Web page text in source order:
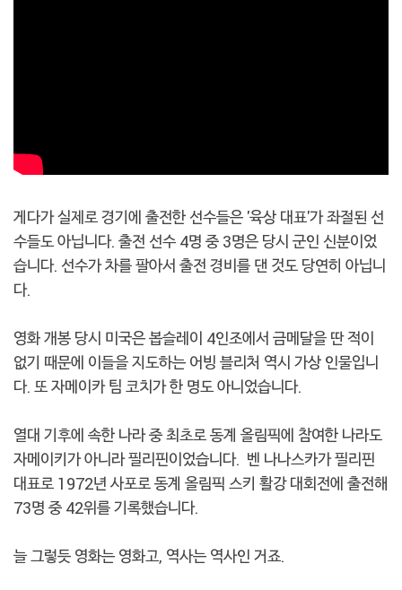
게다가 실제로 경기에 출전한 선수들은 '육상 대표'가 좌절된 선
수들도 아닙니다. 출전 선수 4명 중 3명은 당시 군인 신분이었
습니다. 선수가 차를 팔아서 출전 경비를 댄 것도 당연히 아닙니
다.
영화 개봉 당시 미국은 봅슬레이 4인조에서 금메달을 딴 적이
없기 때문에 이들을 지도하는 어빙 블리처 역시 가상 인물입니
다. 또 자메이카 팀 코치가 한 명도 아니었습니다.
열대 기후에 속한 나라 중 최초로 동계 올림픽에 참여한 나라도
자메이키가 아니라 필리핀이었습니다. 벤 나나스카가 필리핀
대표로 1972년 사포로 동계 올림픽 스키 활강 대회전에 출전해
73명 중 42위를 기록했습니다.
늘 그렇듯 영화는 영화고, 역사는 역사인 거죠.